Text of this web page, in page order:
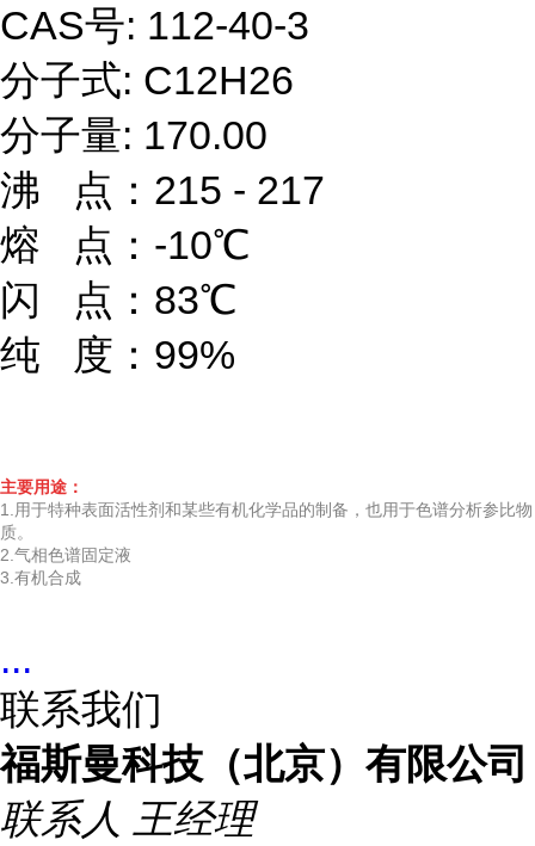
CAS号: 112-40-3
分子式: C12H26
分子量: 170.00
沸 点：215 - 217
熔 点：-10℃
闪 点：83℃
纯 度：99%
主要用途：
1.用于特种表面活性剂和某些有机化学品的制备，也用于色谱分析参比物
质。
2.气相色谱固定液
3.有机合成
...
联系我们
福斯曼科技（北京）有限公司
联系人 王经理